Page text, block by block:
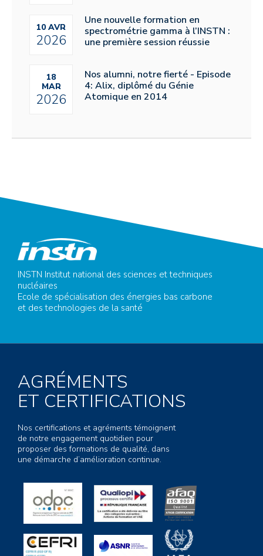
10 AVR
2026
Une nouvelle formation en
spectrométrie gamma à l’INSTN :
une première session réussie
18
MAR
2026
Nos alumni, notre fierté - Episode
4: Alix, diplômé du Génie
Atomique en 2014
INSTN Institut national des sciences et techniques
nucléaires
Ecole de spécialisation des énergies bas carbone
et des technologies de la santé
AGRÉMENTS
ET CERTIFICATIONS
Nos certifications et agréments témoignent
de notre engagement quotidien pour
proposer des formations de qualité, dans
une démarche d’amélioration continue.